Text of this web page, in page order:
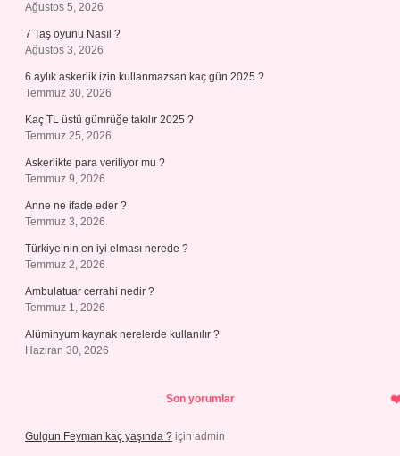
Ağustos 5, 2026
7 Taş oyunu Nasıl ?
Ağustos 3, 2026
6 aylık askerlik izin kullanmazsan kaç gün 2025 ?
Temmuz 30, 2026
Kaç TL üstü gümrüğe takılır 2025 ?
Temmuz 25, 2026
Askerlikte para veriliyor mu ?
Temmuz 9, 2026
Anne ne ifade eder ?
Temmuz 3, 2026
Türkiye’nin en iyi elması nerede ?
Temmuz 2, 2026
Ambulatuar cerrahi nedir ?
Temmuz 1, 2026
Alüminyum kaynak nerelerde kullanılır ?
Haziran 30, 2026
Son yorumlar
Gulgun Feyman kaç yaşında ? için admin